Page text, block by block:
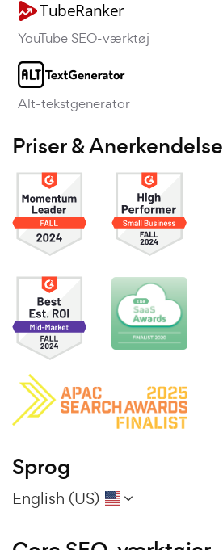
YouTube SEO-værktøj
Alt-tekstgenerator
Priser & Anerkendelse
Sprog
English (US)